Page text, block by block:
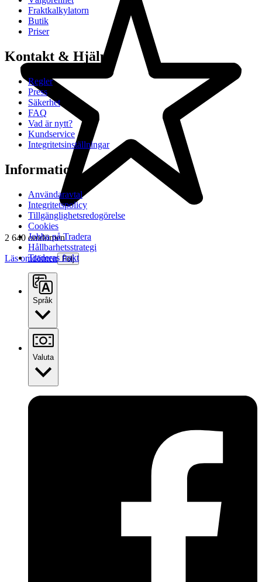
2 640 omdömen
Läs omdömen Följ
Fraktkalkylatorn
Butik
Priser
Kontakt & Hjälp
Regler
Press
Säkerhet
FAQ
Vad är nytt?
Kundservice
Integritetsinställningar
Information
Användaravtal
Integritetspolicy
Tillgänglighetsredogörelse
Cookies
Jobba på Tradera
Hållbarhetsstrategi
Traderas frakt
Språk
Valuta